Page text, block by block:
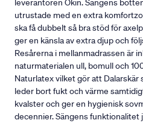
leverantören Okin. Sängens
utrustade med en extra
ska få dubbelt så bra stöd för
ger en känsla av extra djup och
Resårerna i mellanmadrassen är
naturmaterialen ull, bomull och
Naturlatex vilket gör att Dalarskär
leder bort fukt och värme
kvalster och ger en hygienisk
decennier. Sängens funktionalitet